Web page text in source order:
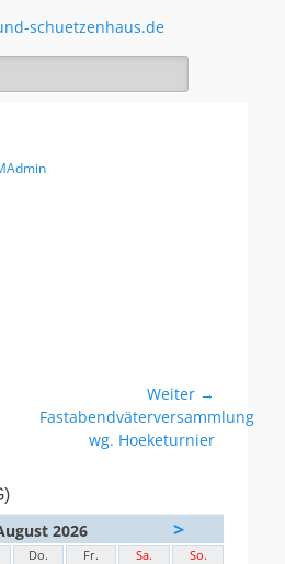
sport-und-
GbR
Weiter →
Nächster
Beitrag:
Fastabendväterversammlung
wg. Hoeketurnier
2026 >
Do. Fr. Sa. So.